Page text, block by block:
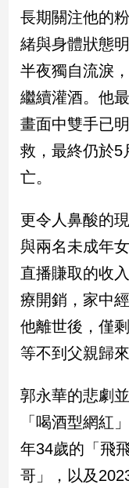
國
際
會/
地
方
新
冠
毒
區
南
台
觀
點
南
台
灣
觀
點
長期關注他的
緒與身體狀態
半夜獨自流淚
繼續灌酒。他
畫面中雙手已
救，最終仍於5
亡。
更令人鼻酸的
與兩名未成年
直播賺取的收
療開銷，家中
他離世後，僅
等不到父親歸來
郭永華的悲劇
「喝酒型網紅
年34歲的「飛
哥」，以及